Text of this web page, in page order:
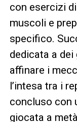
con esercizi
muscoli e
specifico.
dedicata a
affinare i
l’intesa tra i
concluso con
giocata a